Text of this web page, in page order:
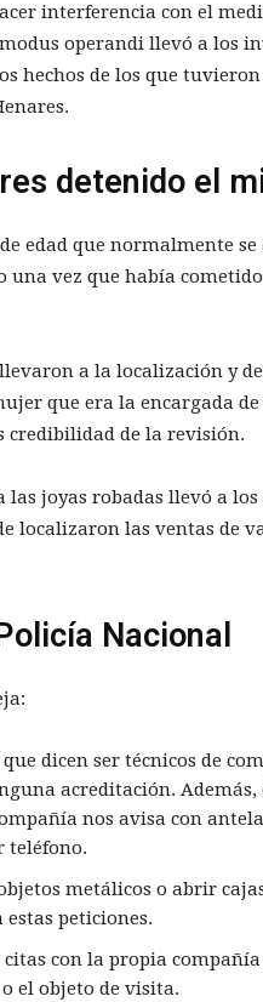
interferencia con el
operandi llevó a los
hechos de los que
detenido el
edad que normalmente
una vez que había
a la localización y
que era la encargada
credibilidad de la revisión.
joyas robadas llevó a
localizaron las ventas de
Nacional
dicen ser técnicos de
acreditación.
nos avisa con
teléfono.
metálicos o abrir
estas peticiones.
con la propia
el objeto de visita.